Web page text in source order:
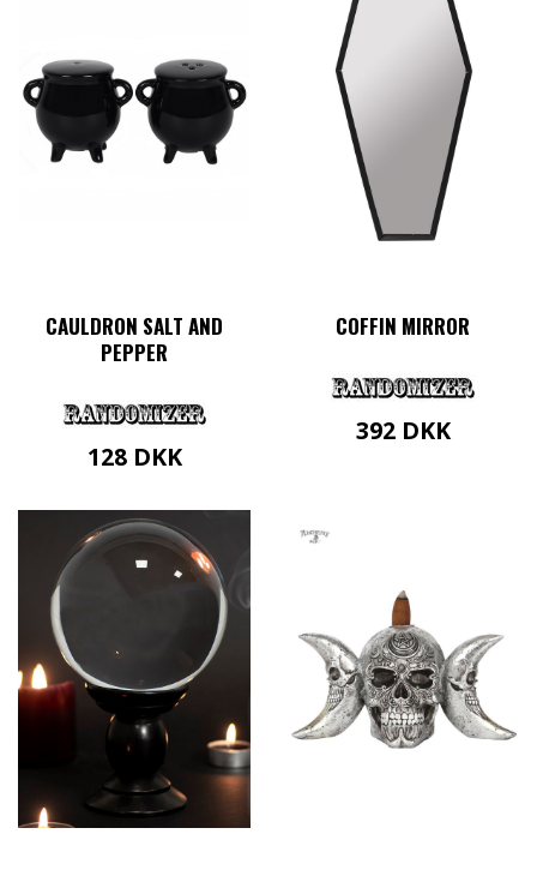
CAULDRON SALT AND
PEPPER
128 DKK
COFFIN MIRROR
392 DKK